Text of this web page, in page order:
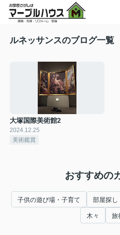
ルネッサンスのブログ一覧
大塚国際美術館2
2024.12.25
美術鑑賞
おすすめの
子供の遊び場・子育て 部屋探し
木々 旅